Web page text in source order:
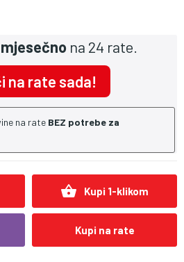
mjesečno na 24 rate.
na rate sada!
na rate BEZ potrebe za
shopping_basket Kupi 1-klikom
Kupi na rate